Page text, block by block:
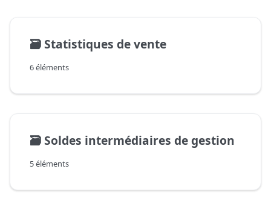
🗃️Statistiques de vente
6 éléments
🗃️Soldes intermédiaires de gestion
5 éléments